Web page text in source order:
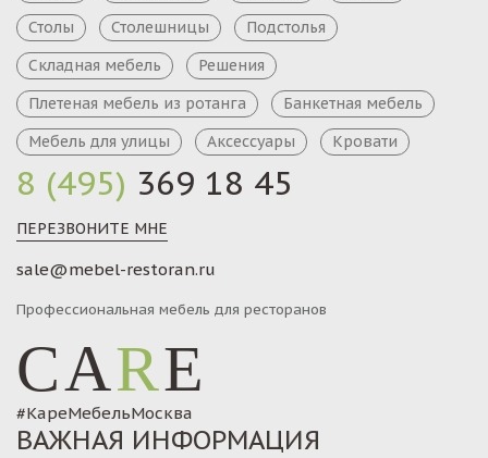
8 (495) 369 18 45
ПЕРЕЗВОНИТЕ МНЕ
sale@mebel-restoran.ru
Профессиональная мебель для ресторанов
CARE
#КареМебельМосква
Столы
Столешницы
Подстолья
Складная мебель
Решения
Плетеная мебель из ротанга
Банкетная мебель
Мебель для улицы
Аксессуары Кровати
ВАЖНАЯ ИНФОРМАЦИЯ